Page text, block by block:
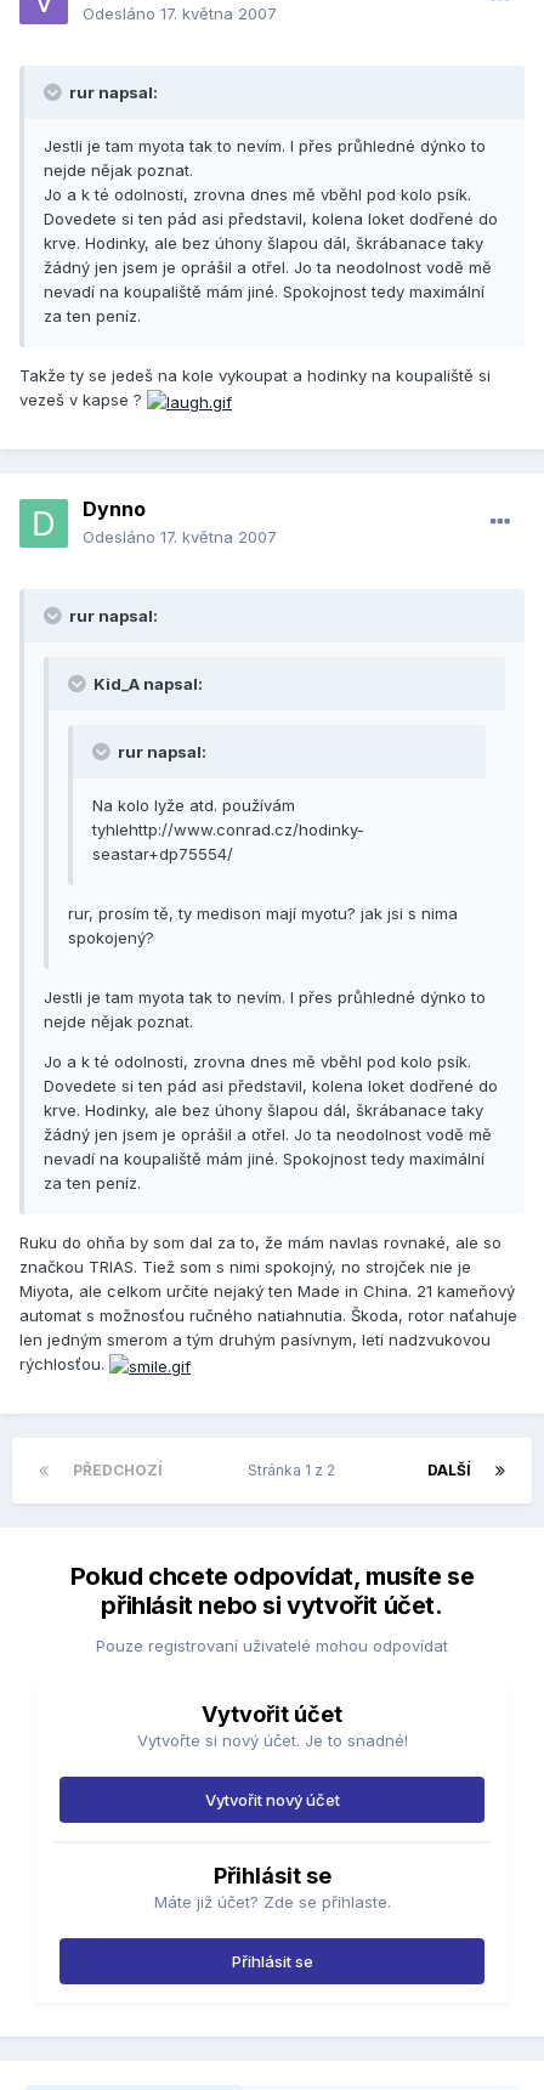
Odesláno 17. května 2007
rur napsal:
Jestli je tam myota tak to nevím. I přes průhledné dýnko to
nejde nějak poznat.
Jo a k té odolnosti, zrovna dnes mě vběhl pod kolo psík.
Dovedete si ten pád asi představil, kolena loket dodřené do
krve. Hodinky, ale bez úhony šlapou dál, škrábanace taky
žádný jen jsem je oprášil a otřel. Jo ta neodolnost vodě mě
nevadí na koupaliště mám jiné. Spokojnost tedy maximální
za ten peníz.
Takže ty se jedeš na kole vykoupat a hodinky na koupaliště si
vezeš v kapse ?
Dynno
Odesláno 17. května 2007
rur napsal:
Kid_A napsal:
rur napsal:
Na kolo lyže atd. používám
tyhlehttp://www.conrad.cz/hodinky-
seastar+dp75554/
rur, prosím tě, ty medison mají myotu? jak jsi s nima
spokojený?
Jestli je tam myota tak to nevím. I přes průhledné dýnko to
nejde nějak poznat.
Jo a k té odolnosti, zrovna dnes mě vběhl pod kolo psík.
Dovedete si ten pád asi představil, kolena loket dodřené do
krve. Hodinky, ale bez úhony šlapou dál, škrábanace taky
žádný jen jsem je oprášil a otřel. Jo ta neodolnost vodě mě
nevadí na koupaliště mám jiné. Spokojnost tedy maximální
za ten peníz.
Ruku do ohňa by som dal za to, že mám navlas rovnaké, ale so
značkou TRIAS. Tiež som s nimi spokojný, no strojček nie je
Miyota, ale celkom určite nejaký ten Made in China. 21 kameňový
automat s možnosťou ručného natiahnutia. Škoda, rotor naťahuje
len jedným smerom a tým druhým pasívnym, letí nadzvukovou
rýchlosťou.
PŘEDCHOZÍ DALŠÍ
Stránka 1 z 2
Pokud chcete odpovídat, musíte se
přihlásit nebo si vytvořit účet.
Pouze registrovaní uživatelé mohou odpovídat
Vytvořit účet
Vytvořte si nový účet. Je to snadné!
Vytvořit nový účet
Přihlásit se
Máte již účet? Zde se přihlaste.
Přihlásit se